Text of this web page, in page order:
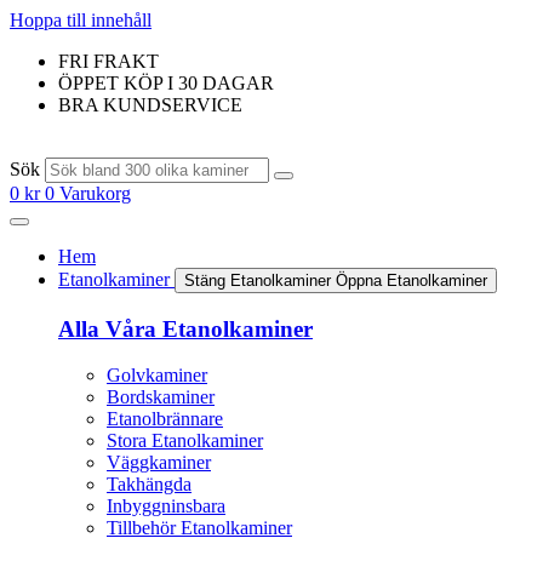
Hoppa till innehåll
FRI FRAKT
ÖPPET KÖP I 30 DAGAR
BRA KUNDSERVICE
Sök
0 kr 0 Varukorg
Hem
Etanolkaminer
Stäng Etanolkaminer Öppna Etanolkaminer
Alla Våra Etanolkaminer
Golvkaminer
Bordskaminer
Etanolbrännare
Stora Etanolkaminer
Väggkaminer
Takhängda
Inbyggninsbara
Tillbehör Etanolkaminer